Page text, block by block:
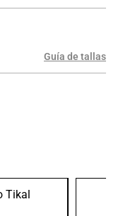
Guía de tallas
Tikal